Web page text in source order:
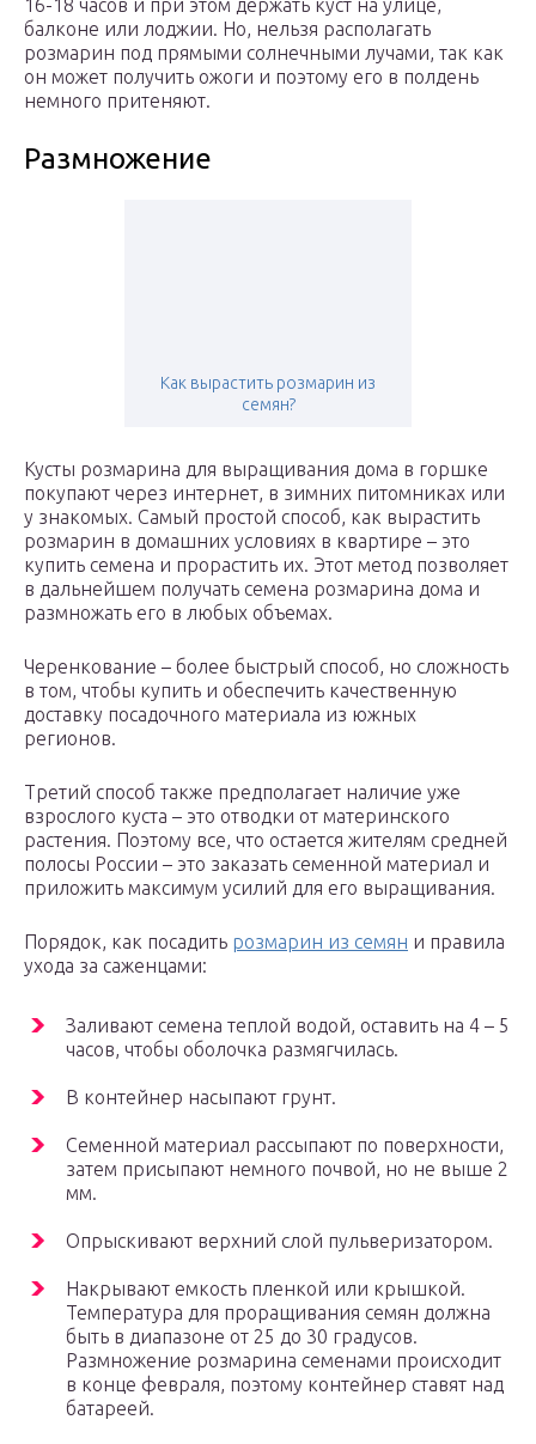
16-18 часов и при этом держать куст на улице,
балконе или лоджии. Но, нельзя располагать
розмарин под прямыми солнечными лучами, так как
он может получить ожоги и поэтому его в полдень
немного притеняют.
Размножение
Как вырастить розмарин из
семян?
Кусты розмарина для выращивания дома в горшке
покупают через интернет, в зимних питомниках или
у знакомых. Самый простой способ, как вырастить
розмарин в домашних условиях в квартире – это
купить семена и прорастить их. Этот метод позволяет
в дальнейшем получать семена розмарина дома и
размножать его в любых объемах.
Черенкование – более быстрый способ, но сложность
в том, чтобы купить и обеспечить качественную
доставку посадочного материала из южных
регионов.
Третий способ также предполагает наличие уже
взрослого куста – это отводки от материнского
растения. Поэтому все, что остается жителям средней
полосы России – это заказать семенной материал и
приложить максимум усилий для его выращивания.
Порядок, как посадить розмарин из семян и правила
ухода за саженцами:
Заливают семена теплой водой, оставить на 4 – 5
часов, чтобы оболочка размягчилась.
В контейнер насыпают грунт.
Семенной материал рассыпают по поверхности,
затем присыпают немного почвой, но не выше 2
мм.
Опрыскивают верхний слой пульверизатором.
Накрывают емкость пленкой или крышкой.
Температура для проращивания семян должна
быть в диапазоне от 25 до 30 градусов.
Размножение розмарина семенами происходит
в конце февраля, поэтому контейнер ставят над
батареей.